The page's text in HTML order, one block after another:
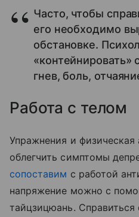
Часто, чтобы
его необходимо
обстановке.
гнев, боль,
Работа с телом
Упражнения и физическая
облегчить симптомы
сопоставим с работой
напряжение можно с
тайцзицюань.